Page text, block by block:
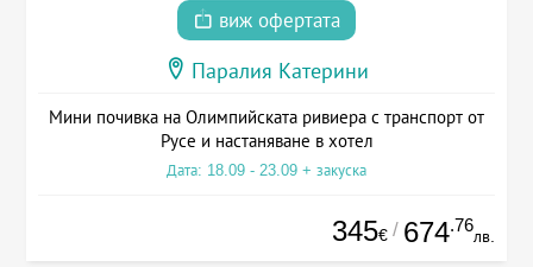
виж офертата
Паралия Катерини
Мини почивка на Олимпийската ривиера с транспорт от
Русе и настаняване в хотел
Дата: 18.09 - 23.09 + закуска
345€ / 674.76
лв.